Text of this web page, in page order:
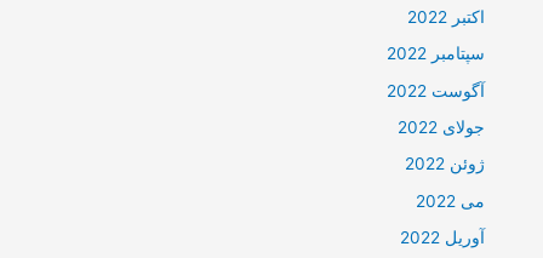
اکتبر 2022
سپتامبر 2022
آگوست 2022
جولای 2022
ژوئن 2022
می 2022
آوریل 2022